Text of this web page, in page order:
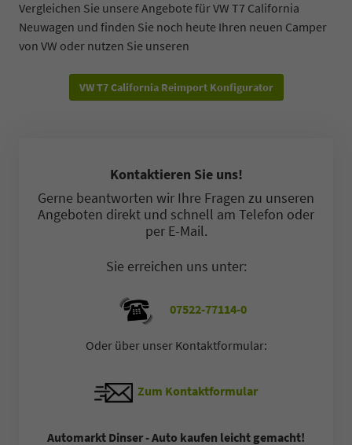
Vergleichen Sie unsere Angebote für VW T7 California
Neuwagen und finden Sie noch heute Ihren neuen Camper
von VW oder nutzen Sie unseren
VW T7 California Reimport Konfigurator
Kontaktieren Sie uns!
Gerne beantworten wir Ihre Fragen zu unseren
Angeboten direkt und schnell am Telefon oder
per E-Mail.
Sie erreichen uns unter:
07522-77114-0
Oder über unser Kontaktformular:
Zum Kontaktformular
Automarkt Dinser - Auto kaufen leicht gemacht!